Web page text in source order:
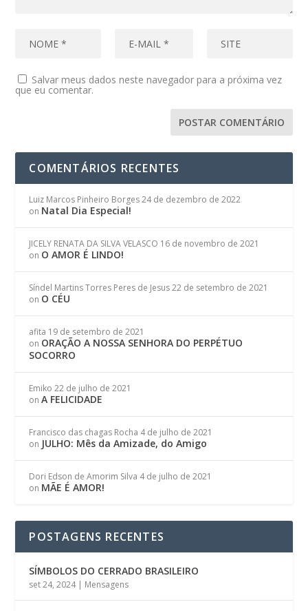
Salvar meus dados neste navegador para a próxima vez
que eu comentar.
COMENTÁRIOS RECENTES
Luiz Marcos Pinheiro Borges 24 de dezembro de 2022
on Natal Dia Especial!
JICELY RENATA DA SILVA VELASCO 16 de novembro de 2021
on O AMOR É LINDO!
Síndel Martins Torres Peres de Jesus 22 de setembro de 2021
on O CÉU
afita 19 de setembro de 2021
on ORAÇÃO A NOSSA SENHORA DO PERPÉTUO
SOCORRO
Emiko 22 de julho de 2021
onA FELICIDADE
Francisco das chagas Rocha 4 de julho de 2021
on JULHO: Mês da Amizade, do Amigo
Dori Edson de Amorim Silva 4 de julho de 2021
on MÃE É AMOR!
POSTAGENS RECENTES
SÍMBOLOS DO CERRADO BRASILEIRO
set 24, 2024| Mensagens